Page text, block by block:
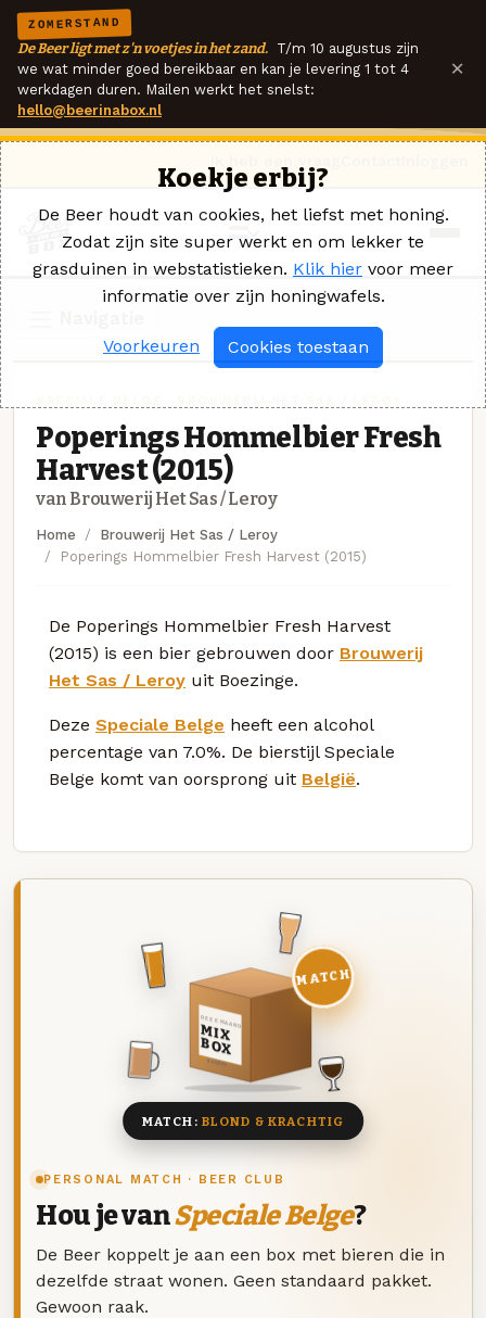
ZOMERSTAND
De Beer ligt met z'n voetjes in het zand. T/m 10 augustus zijn
we wat minder goed bereikbaar en kan je levering 1 tot 4
werkdagen duren. Mailen werkt het snelst:
hello@beerinabox.nl
×
Poperings Hommelbier Fresh
Harvest (2015)
van Brouwerij Het Sas / Leroy
Home
Brouwerij Het Sas / Leroy
Poperings Hommelbier Fresh Harvest (2015)
De Poperings Hommelbier Fresh Harvest
(2015) is een bier gebrouwen door Brouwerij
Het Sas / Leroy uit Boezinge.
Deze Speciale Belge heeft een alcohol
percentage van 7.0%. De bierstijl Speciale
Belge komt van oorsprong uit België.
PERSONAL MATCH · BEER CLUB
Hou je vanSpeciale Belge?
De Beer koppelt je aan een box met bieren die in
dezelfde straat wonen. Geen standaard pakket.
Gewoon raak.
DEZE MAAND
MIX
BOX
8 BIEREN
MATCH
MATCH: BLOND & KRACHTIG
Koekje erbij?
De Beer houdt van cookies, het liefst met honing.
Zodat zijn site super werkt en om lekker te
grasduinen in webstatistieken. Klik hier voor meer
informatie over zijn honingwafels.
Voorkeuren Cookies toestaan